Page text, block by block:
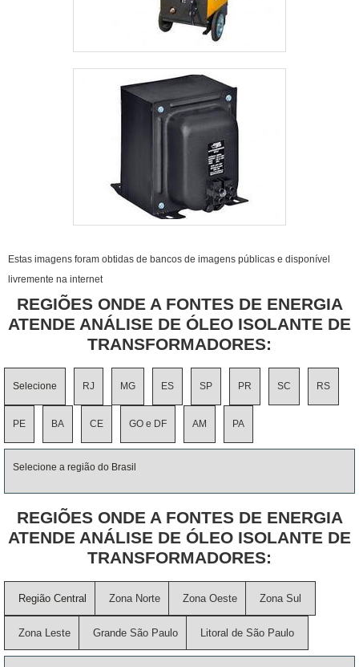
Estas imagens foram obtidas de bancos de imagens públicas e disponível
livremente na internet
REGIÕES ONDE A FONTES DE ENERGIA
ATENDE ANÁLISE DE ÓLEO ISOLANTE DE
TRANSFORMADORES:
Selecione RJ MG ES SP PR SC RS
PE BA CE GO e DF AM PA
Selecione a região do Brasil
REGIÕES ONDE A FONTES DE ENERGIA
ATENDE ANÁLISE DE ÓLEO ISOLANTE DE
TRANSFORMADORES:
Região Central Zona Norte Zona Oeste Zona Sul
Zona Leste Grande São Paulo Litoral de São Paulo